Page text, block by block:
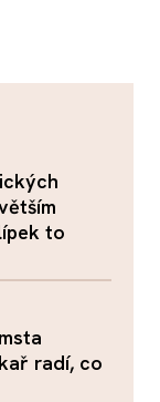
to
radí, co